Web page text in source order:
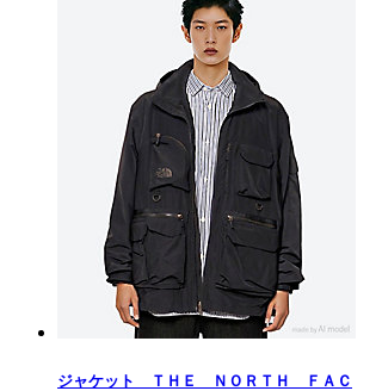
ジャケット ＴＨＥ ＮＯＲＴＨ ＦＡＣ